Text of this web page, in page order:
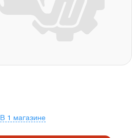
В 1 магазине